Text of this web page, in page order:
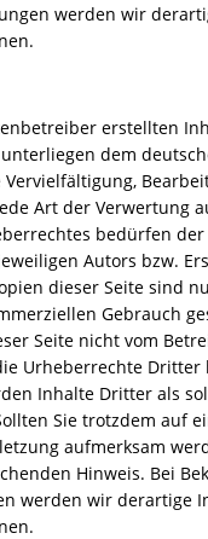
werden wir
erstellten
dem
Art der Verwertung
bedürfen
Autors bzw.
dieser Seite sind
Gebrauch
Seite nicht vom
Urheberrechte Dritter
Inhalte Dritter als
Sie trotzdem auf
aufmerksam
Hinweis. Bei
werden wir derartige